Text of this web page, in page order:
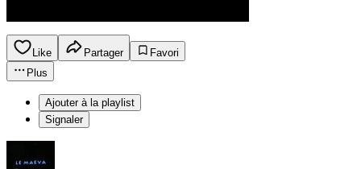
Like Partager
Favori
Plus
Ajouter à la playlist
Signaler